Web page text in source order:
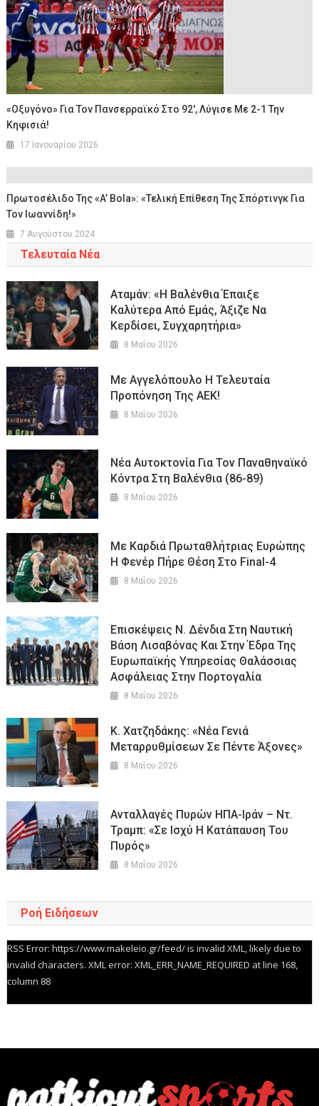
«Οξυγόνο» Για Τον Πανσερραϊκό Στο 92′, Λύγισε Με 2-1 Την
Κηφισιά!
17 Ιανουαρίου 2026
Πρωτοσέλιδο Της «A’ Bola»: «Τελική Επίθεση Της Σπόρτινγκ Για
Τον Ιωαννίδη!»
7 Αυγούστου 2024
Τελευταία Νέα
Αταμάν: «Η Βαλένθια Έπαιξε
Καλύτερα Από Εμάς, Άξιζε Να
Κερδίσει, Συγχαρητήρια»
8 Μαΐου 2026
Με Αγγελόπουλο Η Τελευταία
Προπόνηση Της ΑΕΚ!
8 Μαΐου 2026
Νέα Αυτοκτονία Για Τον Παναθηναϊκό
Κόντρα Στη Βαλένθια (86-89)
8 Μαΐου 2026
Με Καρδιά Πρωταθλήτριας Ευρώπης
Η Φενέρ Πήρε Θέση Στο Final-4
8 Μαΐου 2026
Επισκέψεις Ν. Δένδια Στη Ναυτική
Βάση Λισαβόνας Και Στην Έδρα Της
Ευρωπαϊκής Υπηρεσίας Θαλάσσιας
Ασφάλειας Στην Πορτογαλία
8 Μαΐου 2026
Κ. Χατζηδάκης: «Νέα Γενιά
Μεταρρυθμίσεων Σε Πέντε Άξονες»
8 Μαΐου 2026
Ανταλλαγές Πυρών ΗΠΑ-Ιράν – Ντ.
Τραμπ: «Σε Ισχύ Η Κατάπαυση Του
Πυρός»
8 Μαΐου 2026
Ροή Ειδήσεων
RSS Error: https://www.makeleio.gr/feed/ is invalid XML, likely due to
invalid characters. XML error: XML_ERR_NAME_REQUIRED at line 168,
column 88